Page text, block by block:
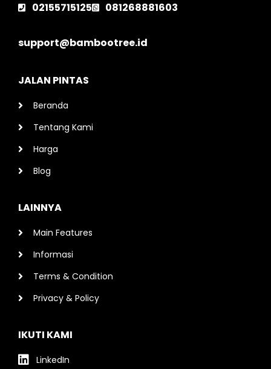
02155715125 081268881603
support@bambootree.id
JALAN PINTAS
Beranda
Tentang Kami
Harga
Blog
LAINNYA
Main Features
Informasi
Terms & Condition
Privacy & Policy
IKUTI KAMI
LinkedIn